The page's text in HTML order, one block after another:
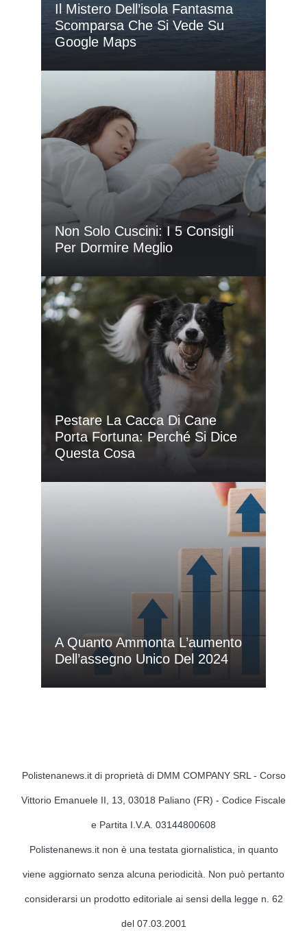
Il Mistero Dell’isola Fantasma
Scomparsa Che Si Vede Su
Google Maps
Non Solo Cuscini: I 5 Consigli
Per Dormire Meglio
Pestare La Cacca Di Cane
Porta Fortuna: Perché Si Dice
Questa Cosa
A Quanto Ammonta L’aumento
Dell’assegno Unico Del 2024
Polistenanews.it di proprietà di DMM COMPANY SRL - Corso
Vittorio Emanuele II, 13, 03018 Paliano (FR) - Codice Fiscale
e Partita I.V.A. 03144800608
Polistenanews.it non è una testata giornalistica, in quanto
viene aggiornato senza alcuna periodicità. Non può pertanto
considerarsi un prodotto editoriale ai sensi della legge n. 62
del 07.03.2001